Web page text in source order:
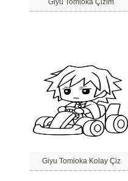
Giyu Tomioka Çizim
Giyu Tomioka Kolay Çiz